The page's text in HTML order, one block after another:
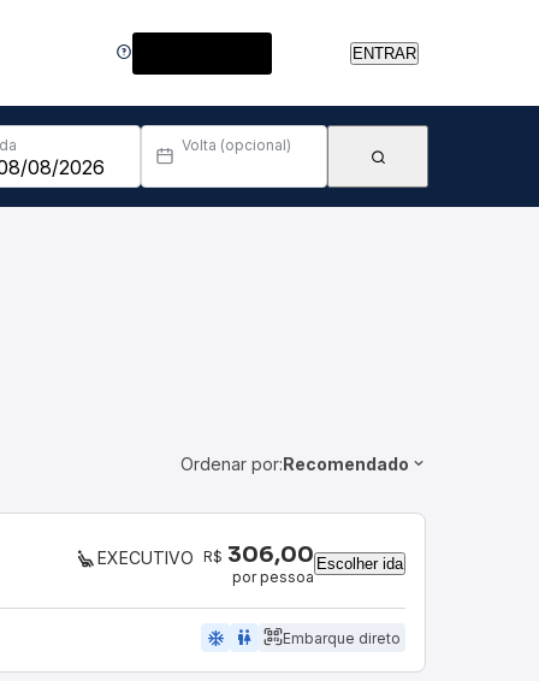
ENTRAR
Volta (opcional)
Ordenar por:Recomendado
EXECUTIVO R$ 306,00
por pessoa
Escolher ida
ac_unit wc Embarque direto